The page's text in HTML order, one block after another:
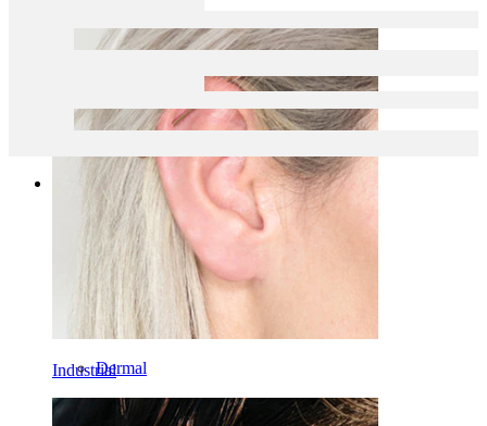
Industrial
Kategoriat
Napa
Huuli
Nänni
Industrial
Dermal
Helix